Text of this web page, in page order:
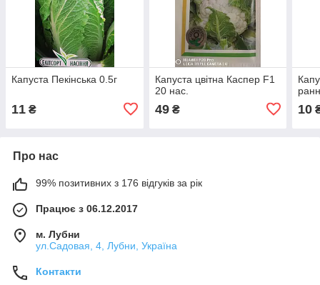
Капуста Пекінська 0.5г
11 ₴
Капуста цвітна Каспер F1
20 нас.
49₴ 10
Про нас
99% позитивних з 176 відгуків за рік
Працює з 06.12.2017
м. Лубни
ул.Садовая, 4, Лубни, Україна
Контакти